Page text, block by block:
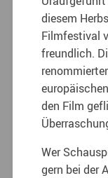
diesem
Filmfestival
freundlich.
den Film
Wer
gern bei der